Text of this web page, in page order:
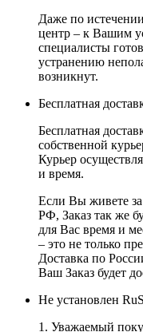
Даже по
центр – к Вашим
специалисты
устранению
возникнут.
Бесплатная
Бесплатная
собственной
Курьер
и время.
Если Вы живете
РФ, Заказ так же
для Вас время и
– это не только
Доставка по
Ваш Заказ будет
Не установлен
1. Уважаемый